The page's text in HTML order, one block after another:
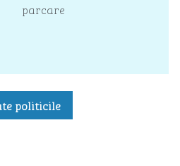
parcare
politicile